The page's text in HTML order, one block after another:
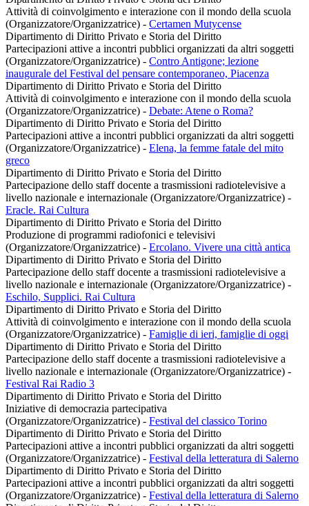
Attività di coinvolgimento e interazione con il mondo della scuola
(Organizzatore/Organizzatrice) - Certamen Mutycense
Dipartimento di Diritto Privato e Storia del Diritto
Partecipazioni attive a incontri pubblici organizzati da altri soggetti
(Organizzatore/Organizzatrice) - Contro Antigone; lezione
inaugurale del Festival del pensare contemporaneo, Piacenza
Dipartimento di Diritto Privato e Storia del Diritto
Attività di coinvolgimento e interazione con il mondo della scuola
(Organizzatore/Organizzatrice) - Debate: Atene o Roma?
Dipartimento di Diritto Privato e Storia del Diritto
Partecipazioni attive a incontri pubblici organizzati da altri soggetti
(Organizzatore/Organizzatrice) - Elena, la femme fatale del mito
greco
Dipartimento di Diritto Privato e Storia del Diritto
Partecipazione dello staff docente a trasmissioni radiotelevisive a
livello nazionale e internazionale (Organizzatore/Organizzatrice) -
Eracle. Rai Cultura
Dipartimento di Diritto Privato e Storia del Diritto
Produzione di programmi radiofonici e televisivi
(Organizzatore/Organizzatrice) - Ercolano. Vivere una città antica
Dipartimento di Diritto Privato e Storia del Diritto
Partecipazione dello staff docente a trasmissioni radiotelevisive a
livello nazionale e internazionale (Organizzatore/Organizzatrice) -
Eschilo, Supplici. Rai Cultura
Dipartimento di Diritto Privato e Storia del Diritto
Attività di coinvolgimento e interazione con il mondo della scuola
(Organizzatore/Organizzatrice) - Famiglie di ieri, famiglie di oggi
Dipartimento di Diritto Privato e Storia del Diritto
Partecipazione dello staff docente a trasmissioni radiotelevisive a
livello nazionale e internazionale (Organizzatore/Organizzatrice) -
Festival Rai Radio 3
Dipartimento di Diritto Privato e Storia del Diritto
Iniziative di democrazia partecipativa
(Organizzatore/Organizzatrice) - Festival del classico Torino
Dipartimento di Diritto Privato e Storia del Diritto
Partecipazioni attive a incontri pubblici organizzati da altri soggetti
(Organizzatore/Organizzatrice) - Festival della letteratura di Salerno
Dipartimento di Diritto Privato e Storia del Diritto
Partecipazioni attive a incontri pubblici organizzati da altri soggetti
(Organizzatore/Organizzatrice) - Festival della letteratura di Salerno